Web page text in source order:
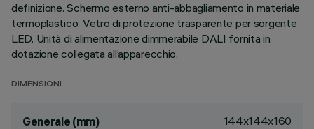
definizione. Schermo esterno anti-abbagliamento in materiale
termoplastico. Vetro di protezione trasparente per sorgente
LED. Unità di alimentazione dimmerabile DALI fornita in
dotazione collegata all’apparecchio.
DIMENSIONI
Generale (mm) 144x144x160